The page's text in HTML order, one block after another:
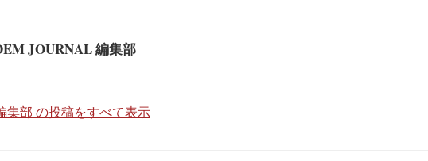
JOURNAL 編集部
集部 の投稿をすべて表示